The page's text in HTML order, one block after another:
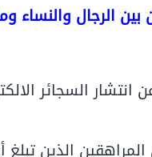
الرجال والنساء
السجائر